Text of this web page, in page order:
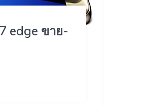
edge ขาย-